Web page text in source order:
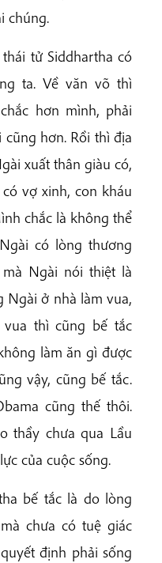
chúng.
tử Siddhartha có
ta. Về văn võ thì
hơn mình, phải
cũng hơn. Rồi thì địa
xuất thân giàu có,
vợ xinh, con kháu
chắc là không thể
có lòng thương
Ngài nói thiệt là
Ngài ở nhà làm vua,
thì cũng bế tắc
làm ăn gì được
vậy, cũng bế tắc.
cũng thế thôi.
thầy chưa qua Lầu
của cuộc sống.
bế tắc là do lòng
chưa có tuệ giác
định phải sống